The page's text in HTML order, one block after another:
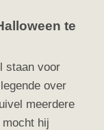
te
staan voor
over
meerdere
hij